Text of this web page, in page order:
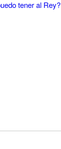
tener al Rey?